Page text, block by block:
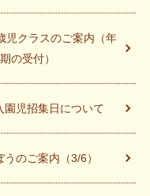
クラスのご案内（年
の受付）
園児招集日について
のご案内（3/6）